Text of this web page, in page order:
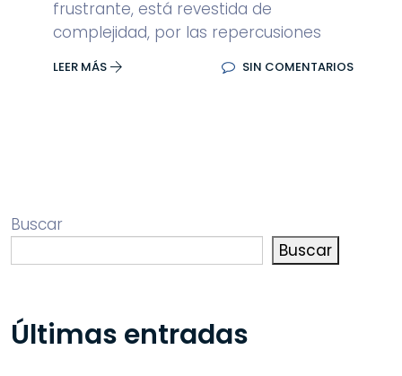
frustrante, está revestida de
complejidad, por las repercusiones
LEER MÁS SIN COMENTARIOS
Buscar
Buscar
Últimas entradas